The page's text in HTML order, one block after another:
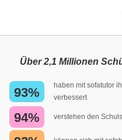
Über 2,1 Millionen
93%
haben mit sofatutor
verbessert
94% verstehen den